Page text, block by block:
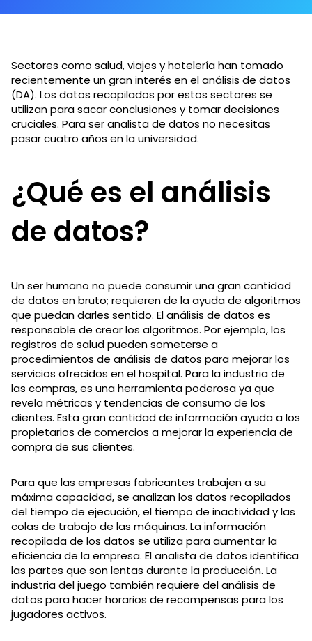
Sectores como salud, viajes y hotelería han tomado
recientemente un gran interés en el análisis de datos
(DA). Los datos recopilados por estos sectores se
utilizan para sacar conclusiones y tomar decisiones
cruciales. Para ser analista de datos no necesitas
pasar cuatro años en la universidad.
¿Qué es el análisis
de datos?
Un ser humano no puede consumir una gran cantidad
de datos en bruto; requieren de la ayuda de algoritmos
que puedan darles sentido. El análisis de datos es
responsable de crear los algoritmos. Por ejemplo, los
registros de salud pueden someterse a
procedimientos de análisis de datos para mejorar los
servicios ofrecidos en el hospital. Para la industria de
las compras, es una herramienta poderosa ya que
revela métricas y tendencias de consumo de los
clientes. Esta gran cantidad de información ayuda a los
propietarios de comercios a mejorar la experiencia de
compra de sus clientes.
Para que las empresas fabricantes trabajen a su
máxima capacidad, se analizan los datos recopilados
del tiempo de ejecución, el tiempo de inactividad y las
colas de trabajo de las máquinas. La información
recopilada de los datos se utiliza para aumentar la
eficiencia de la empresa. El analista de datos identifica
las partes que son lentas durante la producción. La
industria del juego también requiere del análisis de
datos para hacer horarios de recompensas para los
jugadores activos.